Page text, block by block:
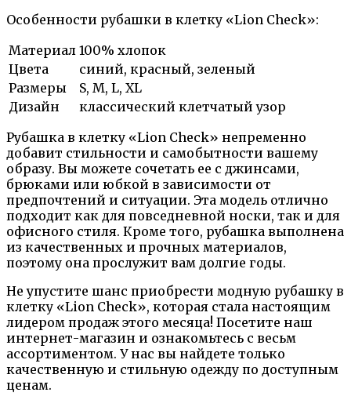
Особенности рубашки в клетку «Lion Check»:
Материал 100% хлопок
Цвета
синий, красный, зеленый
Размеры
S, M, L, XL
Дизайн
классический клетчатый узор
Рубашка в клетку «Lion Check» непременно
добавит стильности и самобытности вашему
образу. Вы можете сочетать ее с джинсами,
брюками или юбкой в зависимости от
предпочтений и ситуации. Эта модель отлично
подходит как для повседневной носки, так и для
офисного стиля. Кроме того, рубашка выполнена
из качественных и прочных материалов,
поэтому она прослужит вам долгие годы.
Не упустите шанс приобрести модную рубашку в
клетку «Lion Check», которая стала настоящим
лидером продаж этого месяца! Посетите наш
интернет-магазин и ознакомьтесь с весьм
ассортиментом. У нас вы найдете только
качественную и стильную одежду по доступным
ценам.